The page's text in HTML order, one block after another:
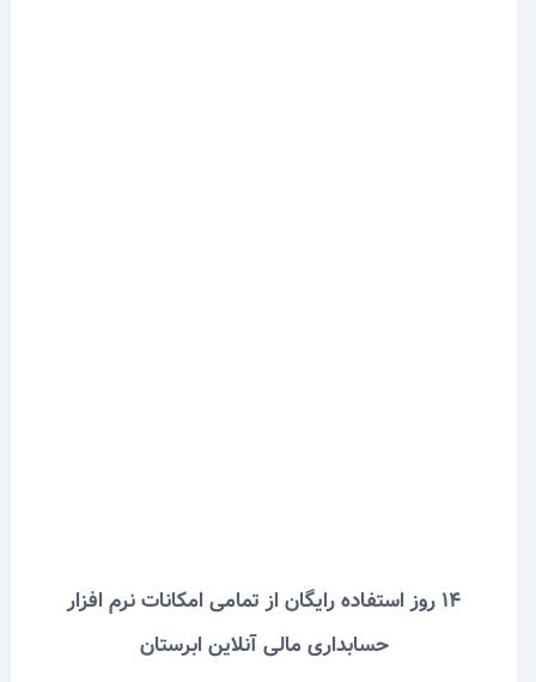
۱۴ روز استفاده رایگان از تمامی امکانات نرم افزار
حسابداری مالی آنلاین ابرستان